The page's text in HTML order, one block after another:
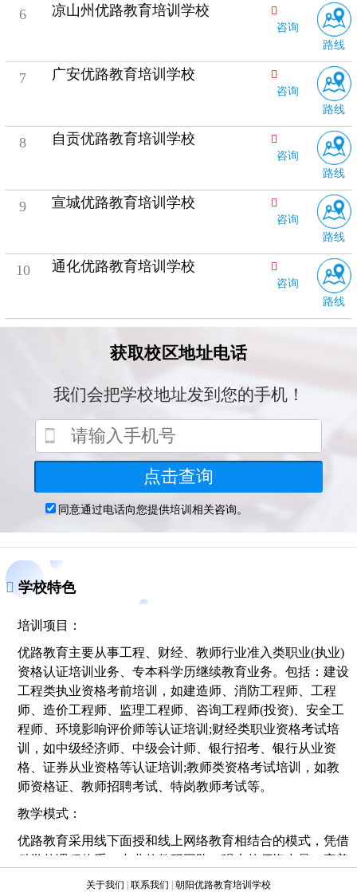
6 凉山州优路教育培训学校
咨询
路线
7 广安优路教育培训学校
咨询
路线
8 自贡优路教育培训学校
咨询
路线
9 宣城优路教育培训学校
咨询
路线
10 通化优路教育培训学校
咨询
路线
学校特色
培训项目：
优路教育主要从事工程、财经、教师行业准入类职业(执业)
资格认证培训业务、专本科学历继续教育业务。包括：建设
工程类执业资格考前培训，如建造师、消防工程师、工程
师、造价工程师、监理工程师、咨询工程师(投资)、安全工
程师、环境影响评价师等认证培训;财经类职业资格考试培
训，如中级经济师、中级会计师、银行招考、银行从业资
格、证券从业资格等认证培训;教师类资格考试培训，如教
师资格证、教师招聘考试、特岗教师考试等。
教学模式：
优路教育采用线下面授和线上网络教育相结合的模式，凭借
科学的课程体系、专业的教研团队、强大的师资力量、完善
的服务团队及个性化的服务体系，每年帮助数万名考生顺利
关于我们 | 联系我们 | 朝阳优路教育培训学校